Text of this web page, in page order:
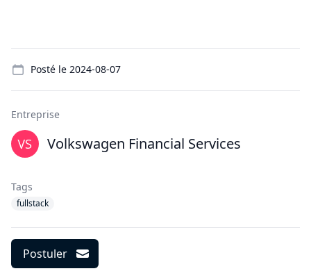
Posté le 2024-08-07
Entreprise
Volkswagen Financial Services
Tags
fullstack
Postuler